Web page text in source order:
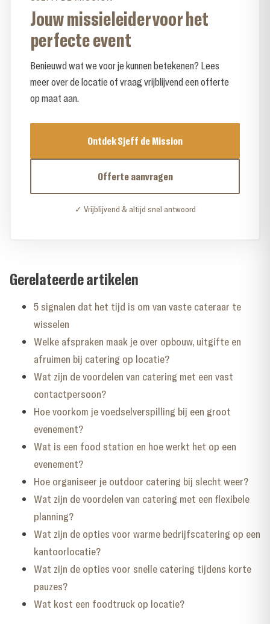
Jouw missieleider voor het
perfecte event
Benieuwd wat we voor je kunnen betekenen? Lees
meer over de locatie of vraag vrijblijvend een offerte
op maat aan.
Ontdek Sjeff de Mission
Offerte aanvragen
✓ Vrijblijvend & altijd snel antwoord
Gerelateerde artikelen
5 signalen dat het tijd is om van vaste cateraar te
wisselen
Welke afspraken maak je over opbouw, uitgifte en
afruimen bij catering op locatie?
Wat zijn de voordelen van catering met een vast
contactpersoon?
Hoe voorkom je voedselverspilling bij een groot
evenement?
Wat is een food station en hoe werkt het op een
evenement?
Hoe organiseer je outdoor catering bij slecht weer?
Wat zijn de voordelen van catering met een flexibele
planning?
Wat zijn de opties voor warme bedrijfscatering op een
kantoorlocatie?
Wat zijn de opties voor snelle catering tijdens korte
pauzes?
Wat kost een foodtruck op locatie?